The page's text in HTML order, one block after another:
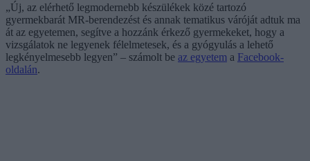
„Új, az elérhető legmodernebb készülékek közé tartozó
gyermekbarát MR-berendezést és annak tematikus váróját adtuk ma
át az egyetemen, segítve a hozzánk érkező gyermekeket, hogy a
vizsgálatok ne legyenek félelmetesek, és a gyógyulás a lehető
legkényelmesebb legyen” – számolt be az egyetem a Facebook-
oldalán.